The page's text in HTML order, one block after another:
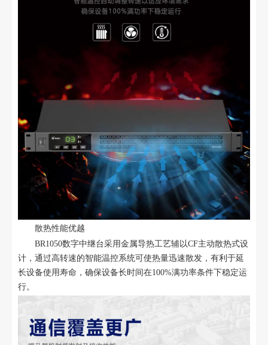
散热性能优越
BR1050数字中继台采用金属导热工艺辅以CF主动散热式设
计，通过高转速的智能温控系统可使热量迅速散发，有利于延
长设备使用寿命，确保设备长时间在100%满功率条件下稳定运
行。